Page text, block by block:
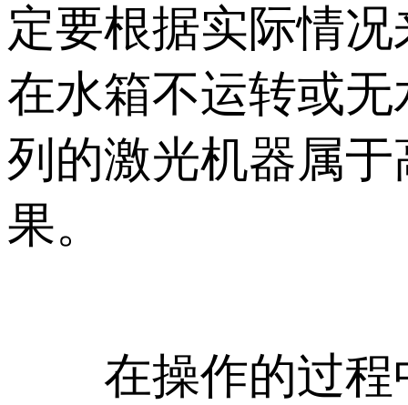
定要根据实际情
在水箱不运转或
列的激光机器属
果。
在操作的过程